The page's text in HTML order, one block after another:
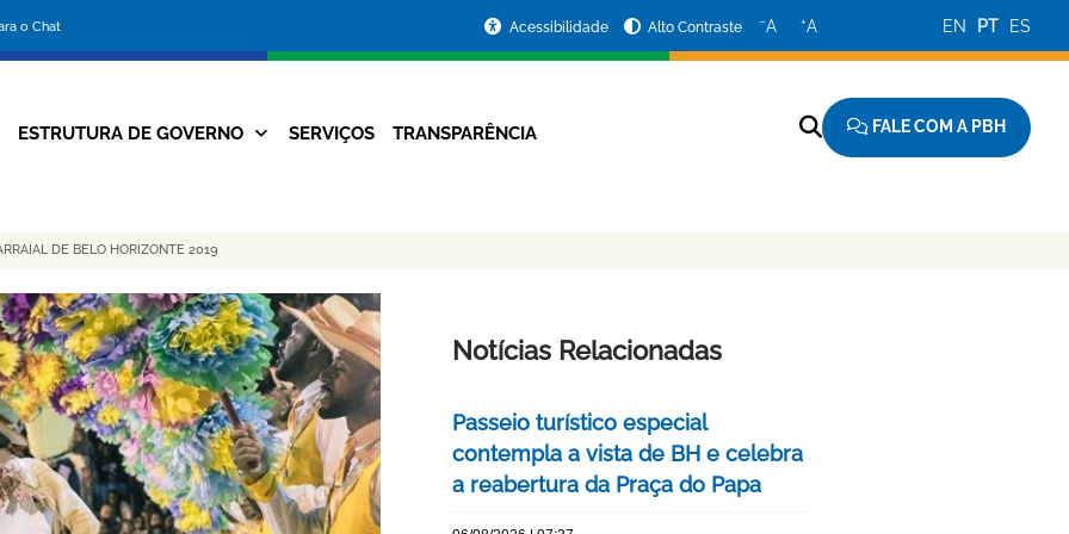
o Chat
da
Prefeitura
Acessibilidade Alto Contraste −A +A EN PT ES
Navegação
ESTRUTURA DE GOVERNO SERVIÇOS TRANSPARÊNCIA FALE COM A PBH
DE BELO HORIZONTE 2019
Notícias Relacionadas
Passeio turístico especial
contempla a vista de BH e celebra
a reabertura da Praça do Papa